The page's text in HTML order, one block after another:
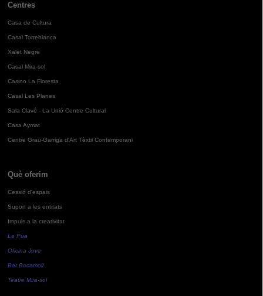
Centres
Casa de Cultura
Casal Torreblanca
Xalet Negre
Casal Mira-sol
Casino La Floresta
Casal Les Planes
Sala Clavé - La Unió Centre Cultural
Casa Aymat
Centre Grau-Garriga d'Art Tèxtil Contemporani
Què oferim
Cessió d'espais
Suport a les entitats
Impuls a la creativitat
La Pua
Oficina Jove
Bar Bocamoll
Teatre Mira-sol